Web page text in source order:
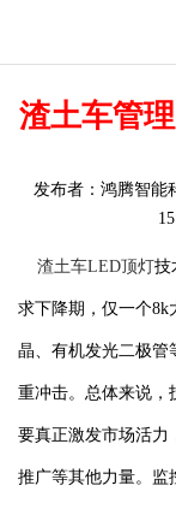
渣土车管
发布者：鸿腾智能
渣土车LED顶灯技
求下降期，仅一个8k
晶、有机发光二极管
重冲击。总体来说，
要真正激发市场活力
推广等其他力量。监